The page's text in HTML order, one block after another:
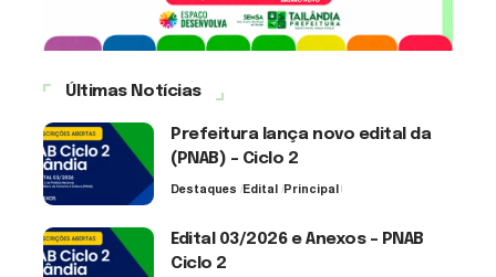
Últimas Notícias
Prefeitura lança novo edital da
(PNAB) – Ciclo 2
Destaques Edital Principal
Edital 03/2026 e Anexos – PNAB
Ciclo 2